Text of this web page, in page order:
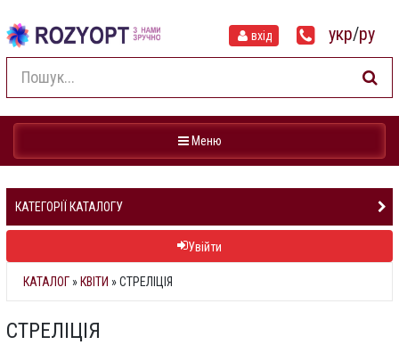
вхід укр/ру
Навігація
Меню
КАТЕГОРІЇ КАТАЛОГУ
Увійти
КАТАЛОГ » КВІТИ » СТРЕЛІЦІЯ
СТРЕЛІЦІЯ